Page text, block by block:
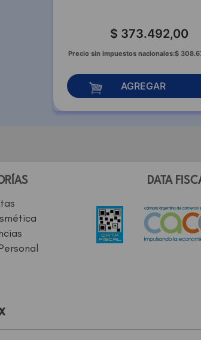
$ 373.492,00
Precio sin impuestos nacionales:$ 308.
AGREGAR
DATA